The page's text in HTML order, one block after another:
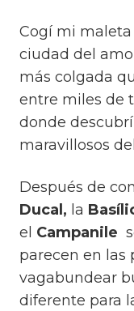
Cogí mi
ciudad del
más colgada
entre miles de
donde
maravillosos
Después de
Ducal, la
el Campanile
parecen en las
vagabundear
diferente para